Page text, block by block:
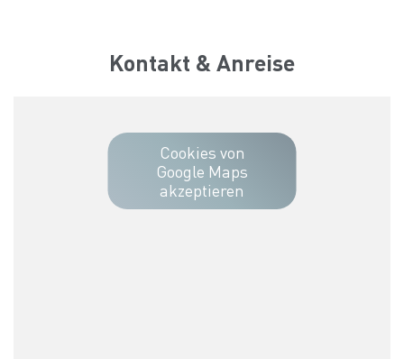
Kontakt & Anreise
Cookies von
Google Maps
akzeptieren